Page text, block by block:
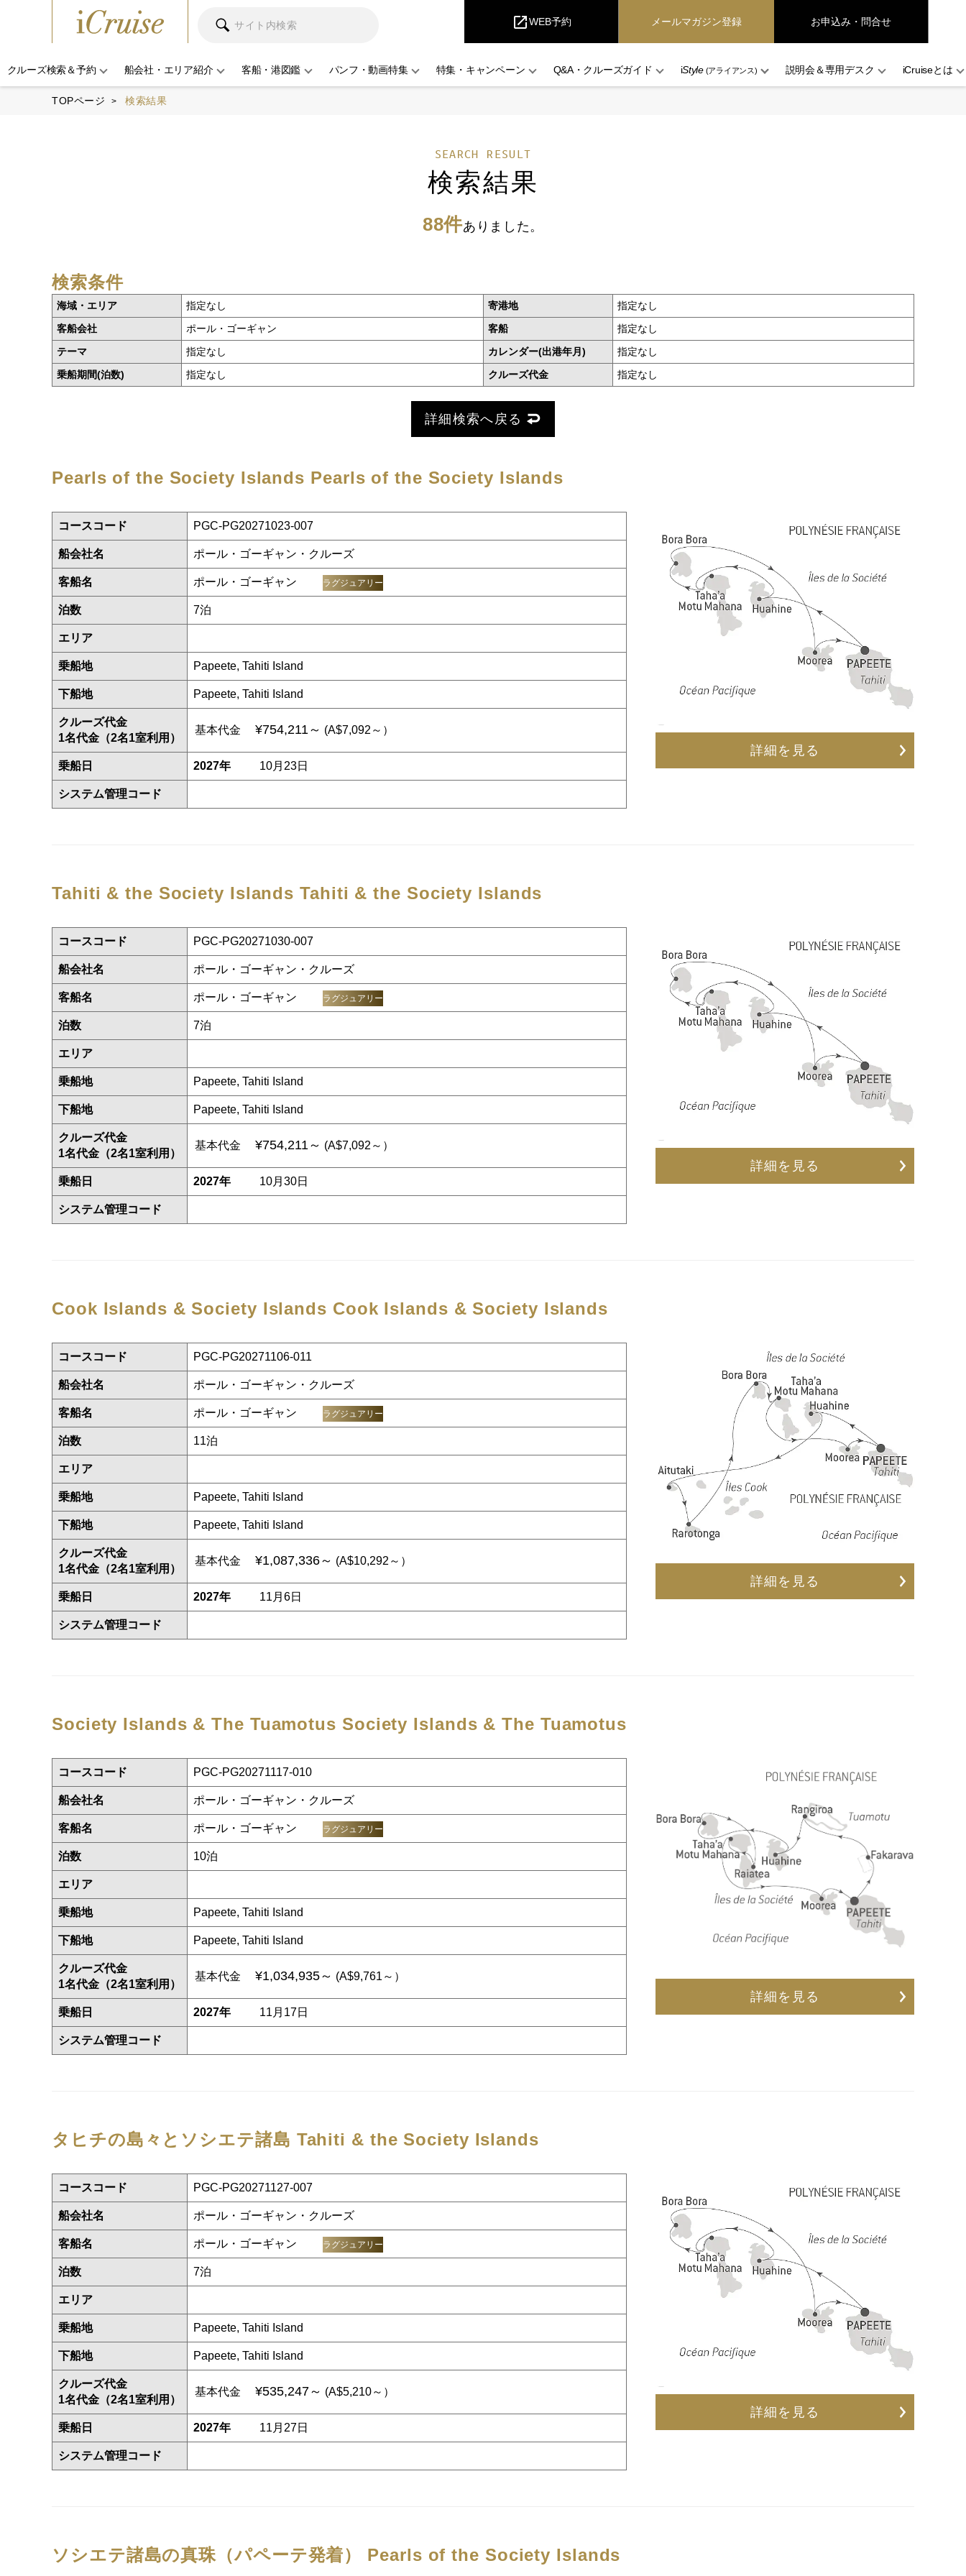
open_in_newWEB予約 メールマガジン登録 お申込み・問合せ
クルーズ検索＆予約 船会社・エリア紹介 客船・港図鑑 パンフ・動画特集 特集・キャンペーン Q&A・クルーズガイド iStyle(アライアンス) 説明会＆専用デスク iCruiseとは
TOPページ 検索結果
SEARCH RESULT
検索結果
88件ありました。
検索条件
海域・エリア 指定なし 寄港地
指定なし
客船会社
ポール・ゴーギャン 客船
指定なし
テーマ
指定なし カレンダー(出港年月)
指定なし
乗船期間(泊数)
指定なし クルーズ代金 指定なし
詳細検索へ戻る
Pearls of the Society Islands Pearls of the Society Islands
詳細を見る
コースコード PGC-PG20271023-007
船会社名 ポール・ゴーギャン・クルーズ
客船名 ポール・ゴーギャン ラグジュアリー
泊数 7泊
エリア
乗船地 Papeete, Tahiti Island
下船地 Papeete, Tahiti Island
クルーズ代金
1名代金（2名1室利用）
基本代金 ¥754,211～ (A$7,092～）
乗船日 2027年 10月23日
システム管理コード
Tahiti & the Society IslandsTahiti & the Society Islands
詳細を見る
コースコード PGC-PG20271030-007
船会社名 ポール・ゴーギャン・クルーズ
客船名 ポール・ゴーギャン ラグジュアリー
泊数 7泊
エリア
乗船地 Papeete, Tahiti Island
下船地 Papeete, Tahiti Island
クルーズ代金
1名代金（2名1室利用）
基本代金 ¥754,211～ (A$7,092～）
乗船日 2027年 10月30日
システム管理コード
Cook Islands & Society Islands Cook Islands & Society Islands
詳細を見る
コースコード PGC-PG20271106-011
船会社名 ポール・ゴーギャン・クルーズ
客船名 ポール・ゴーギャン ラグジュアリー
泊数 11泊
エリア
乗船地 Papeete, Tahiti Island
下船地 Papeete, Tahiti Island
クルーズ代金
1名代金（2名1室利用）
基本代金 ¥1,087,336～ (A$10,292～）
乗船日 2027年 11月6日
システム管理コード
Society Islands & The Tuamotus Society Islands & The Tuamotus
詳細を見る
コースコード PGC-PG20271117-010
船会社名 ポール・ゴーギャン・クルーズ
客船名 ポール・ゴーギャン ラグジュアリー
泊数 10泊
エリア
乗船地 Papeete, Tahiti Island
下船地 Papeete, Tahiti Island
クルーズ代金
1名代金（2名1室利用）
基本代金 ¥1,034,935～ (A$9,761～）
乗船日 2027年 11月17日
システム管理コード
タヒチの島々とソシエテ諸島 Tahiti & the Society Islands
詳細を見る
コースコード PGC-PG20271127-007
船会社名 ポール・ゴーギャン・クルーズ
客船名 ポール・ゴーギャン ラグジュアリー
泊数 7泊
エリア
乗船地 Papeete, Tahiti Island
下船地 Papeete, Tahiti Island
クルーズ代金
1名代金（2名1室利用）
基本代金 ¥535,247～ (A$5,210～）
乗船日 2027年 11月27日
システム管理コード
ソシエテ諸島の真珠（パペーテ発着） Pearls of the Society Islands